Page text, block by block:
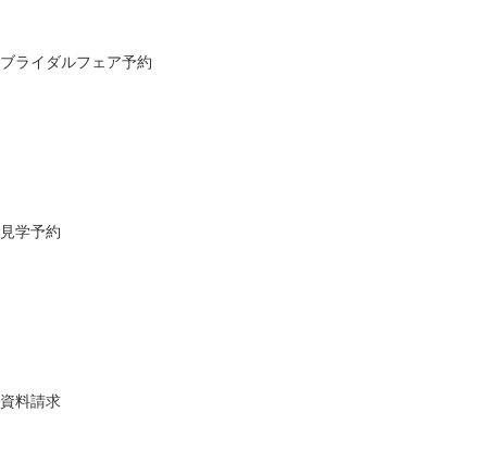
ブライダルフェア予約
見学予約
資料請求